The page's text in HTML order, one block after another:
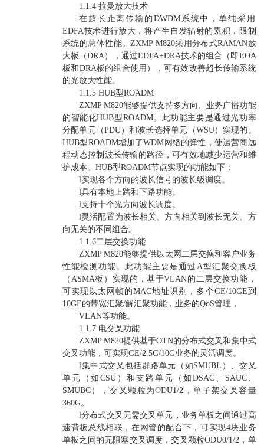
1.1.4 拉曼放大技术
在超长距离传输的DWDM系统中，单纯采用
EDFA技术进行放大，将产生自发辐射的累积，限制
系统的总体性能。ZXMP M820采用分布式RAMAN放
大板（DRA），通过EDFA+DRA技术的组合（即EOA
板和DRA板的组合使用），可有效改善超长传输系统
的光放大性能。
1.1.5 HUB型ROADM
ZXMP M820能够提供支持多方向、业务广播功能
的智能化HUB型ROADM。此功能主要是通过光功率
分配单元（PDU）和波长选择单元（WSU）实现的。
HUB型ROADM增加了WDM网络的弹性，使运营商远
程动态控制波长传输的路径，可有效地减少运营和维
护成本。HUB型ROADM节点实现的功能如下：
l实现各个方向的波长信号的波长级调度。
l具有本地上路和下路功能。
l支持十个光方向波长调度。
l灵活配置为波长相关、方向相关到波长无关、方
向无关的不同组合。
1.1.6二层交换功能
ZXMP M820能够提供以太网二层交换和客户业务
性能检测功能。此功能主要是通过A型汇聚交换板
（ASMA板）实现的，基于VLAN的二层交换功能，
可实现以太网帧的MAC地址识别，多个GE/10GE到
10GE的带宽汇聚/解汇聚功能，业务的QoS管理，
VLAN等功能。
1.1.7 电交叉功能
ZXMP M820提供基于OTN的分布式交叉和集中式
交叉功能，可实现GE/2.5G/10G业务的灵活调度。
l集中式交叉包括群路单元（如SMUBL）、交叉
单元（如CSU）和支路单元（如DSAC、SAUC、
SMUBC），交叉颗粒为ODU1/2，单子架交叉容量
360G。
l分布式交叉无需交叉单元，业务单板之间通过高
速背板总线相联，在网管的配合下，可实现4块业务
单板之间的无阻塞交叉调度，交叉颗粒ODU0/1/2，单